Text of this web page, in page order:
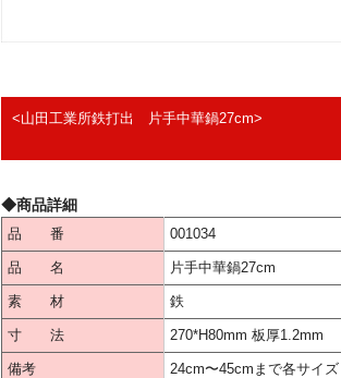
<山田工業所鉄打出 片手中華鍋27cm>
◆商品詳細
品 番 001034
品 名 片手中華鍋27cm
素 材 鉄
寸 法 270*H80mm 板厚1.2mm
備考 24cm〜45cmまで各サイズ